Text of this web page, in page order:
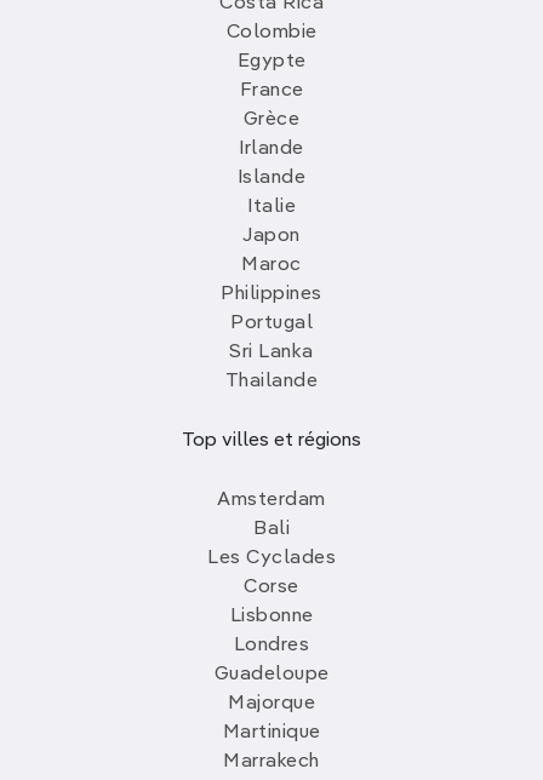
Colombie
Egypte
France
Grèce
Irlande
Islande
Italie
Japon
Maroc
Philippines
Portugal
Sri Lanka
Thailande
Top villes et régions
Amsterdam
Bali
Les Cyclades
Corse
Lisbonne
Londres
Guadeloupe
Majorque
Martinique
Marrakech